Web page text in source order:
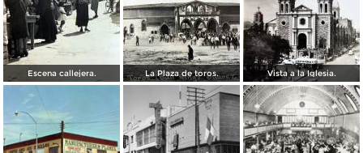
Escena callejera. La Plaza de toros. Vista a la Iglesia.